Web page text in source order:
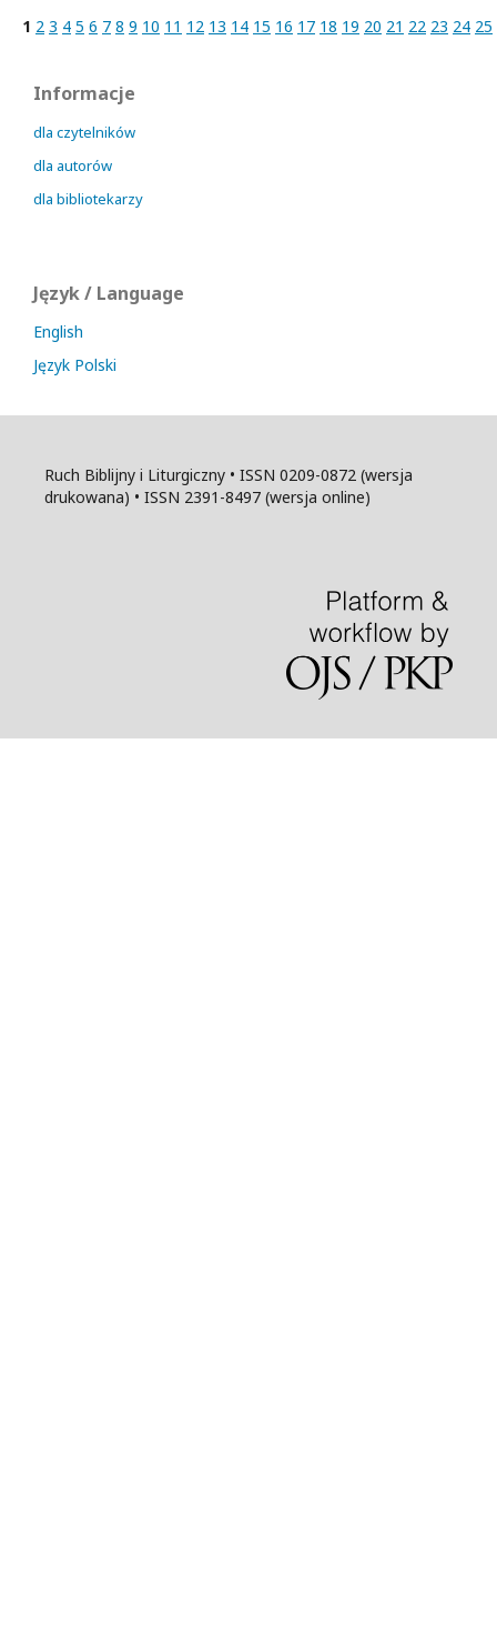
1 2 3 4 5 6 7 8 9 10 11 12 13 14 15 16 17 18 19 20 21 22 23 24 25
Informacje
dla czytelników
dla autorów
dla bibliotekarzy
Język / Language
English
Język Polski
Ruch Biblijny i Liturgiczny • ISSN 0209-0872 (wersja
drukowana) • ISSN 2391-8497 (wersja online)